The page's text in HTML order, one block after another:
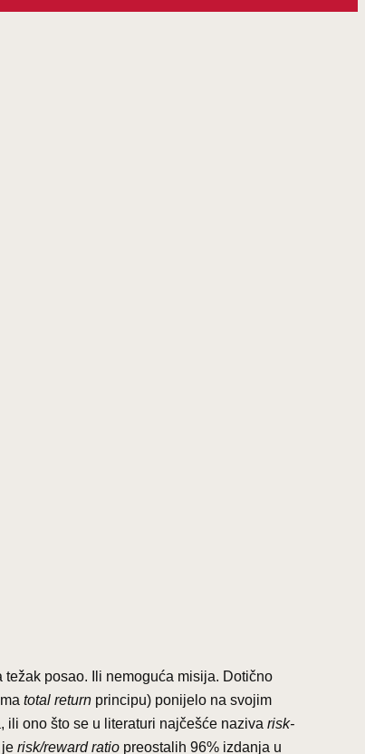
težak posao. Ili nemoguća misija. Dotično
total return principu) ponijelo na svojim
ili ono što se u literaturi najčešće naziva risk-
risk/reward ratio preostalih 96% izdanja u